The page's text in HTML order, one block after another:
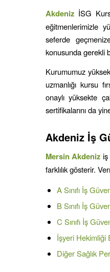
Akdeniz İSG
eğitmenlerimizle
seferde
konusunda gerekli
Kurumumuz
uzmanlığı kursu
onaylı yüksekte
sertifikalarını da
Akdeniz İş
MersinAkdeniz iş
farklılık gösterir.
A Sınıfı İş
B Sınıfı İş
C Sınıfı İş
İşyeri Hekimliği
Diğer Sağlık